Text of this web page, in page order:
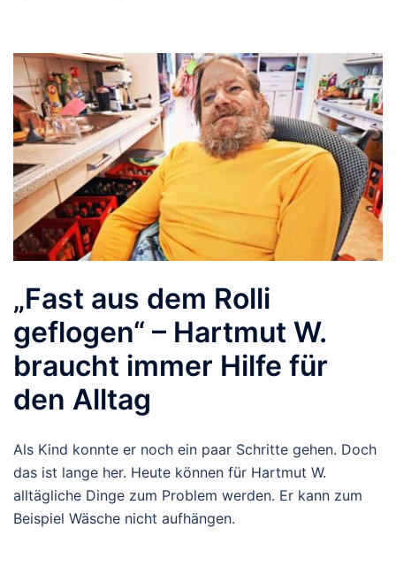
„Fast aus dem Rolli
geflogen“ – Hartmut W.
braucht immer Hilfe für
den Alltag
Als Kind konnte er noch ein paar Schritte gehen. Doch
das ist lange her. Heute können für Hartmut W.
alltägliche Dinge zum Problem werden. Er kann zum
Beispiel Wäsche nicht aufhängen.